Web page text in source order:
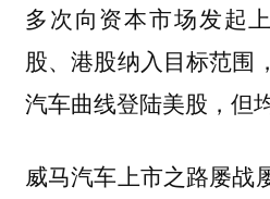
多次向资本市场发起
股、港股纳入目标范围
汽车曲线登陆美股，但
威马汽车上市之路屡战